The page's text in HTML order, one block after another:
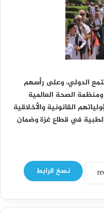
الدولي، وعلى رأسهم
الصحة العالمية
القانونية والأخلاقية
في قطاع غزة وضمان
نسخ الرابط